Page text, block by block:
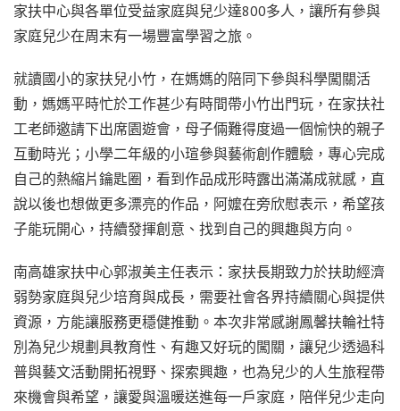
家扶中心與各單位受益家庭與兒少達800多人，讓所有參與
家庭兒少在周末有一場豐富學習之旅。
就讀國小的家扶兒小竹，在媽媽的陪同下參與科學闖關活
動，媽媽平時忙於工作甚少有時間帶小竹出門玩，在家扶社
工老師邀請下出席園遊會，母子倆難得度過一個愉快的親子
互動時光；小學二年級的小瑄參與藝術創作體驗，專心完成
自己的熱縮片鑰匙圈，看到作品成形時露出滿滿成就感，直
說以後也想做更多漂亮的作品，阿嬤在旁欣慰表示，希望孩
子能玩開心，持續發揮創意、找到自己的興趣與方向。
南高雄家扶中心郭淑美主任表示：家扶長期致力於扶助經濟
弱勢家庭與兒少培育與成長，需要社會各界持續關心與提供
資源，方能讓服務更穩健推動。本次非常感謝鳳馨扶輪社特
別為兒少規劃具教育性、有趣又好玩的闖關，讓兒少透過科
普與藝文活動開拓視野、探索興趣，也為兒少的人生旅程帶
來機會與希望，讓愛與溫暖送進每一戶家庭，陪伴兒少走向